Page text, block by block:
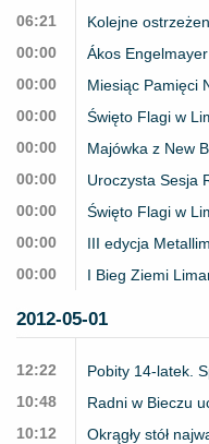
06:21
Kolejne
00:00
Ákos
00:00
Miesiąc Pamięci
00:00
Święto Flagi w
00:00
Majówka z New
00:00
Uroczysta Sesja
00:00
Święto Flagi w
00:00
III edycja
00:00
I Bieg Ziemi
2012-05-01
12:22
Pobity 14-latek.
10:48
Radni w Bieczu
10:12
Okrągły stół